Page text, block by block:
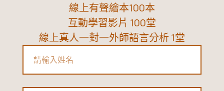
線上有聲繪本100本
互動學習影片 100堂
線上真人一對一外師語言分析 1堂